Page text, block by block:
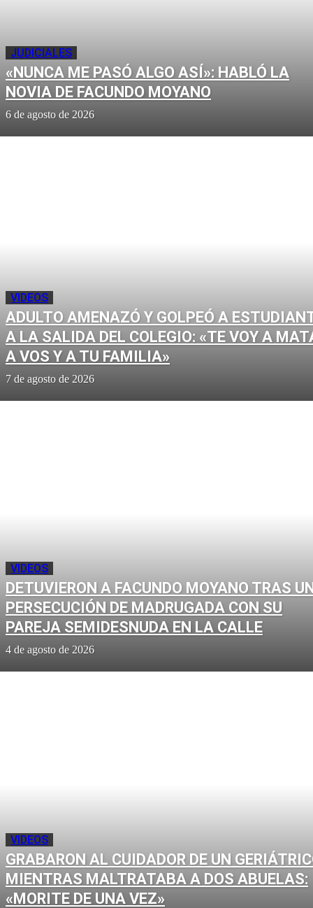
JUDICIALES
«NUNCA ME PASÓ ALGO ASÍ»: HABLÓ LA
NOVIA DE FACUNDO MOYANO
6 de agosto de 2026
VIDEOS
ADULTO AMENAZÓ Y GOLPEÓ A
A LA SALIDA DEL COLEGIO: «TE VOY A
A VOS Y A TU FAMILIA»
7 de agosto de 2026
VIDEOS
DETUVIERON A FACUNDO MOYANO TRAS
PERSECUCIÓN DE MADRUGADA CON SU
PAREJA SEMIDESNUDA EN LA CALLE
4 de agosto de 2026
VIDEOS
GRABARON AL CUIDADOR DE UN
MIENTRAS MALTRATABA A DOS ABUELAS:
«MORITE DE UNA VEZ»